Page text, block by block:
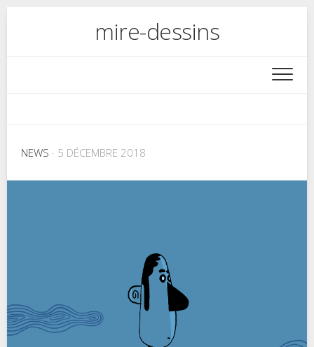
mire-dessins
NEWS · 5 DÉCEMBRE 2018